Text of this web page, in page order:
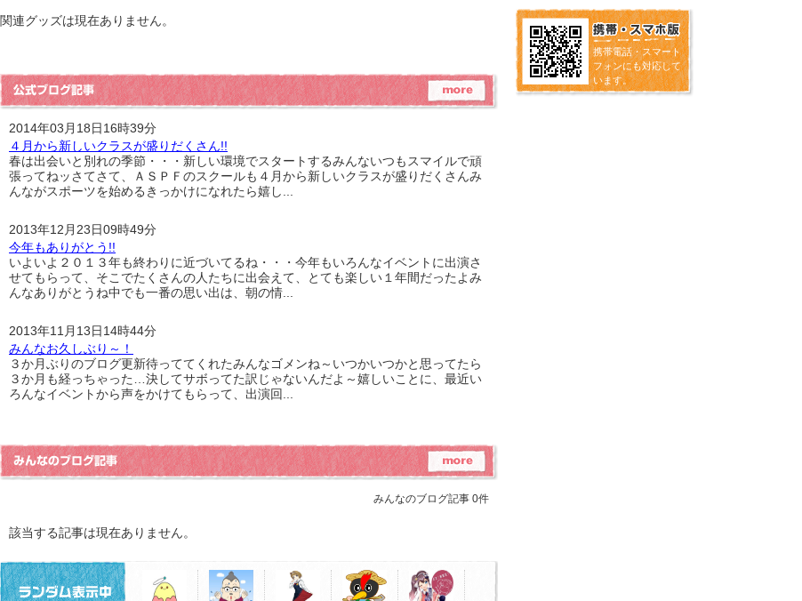
関連グッズは現在ありません。
2014年03月18日16時39分
４月から新しいクラスが盛りだくさん!!
春は出会いと別れの季節・・・新しい環境でスタートするみんないつもスマイルで頑
張ってねッさてさて、ＡＳＰＦのスクールも４月から新しいクラスが盛りだくさんみ
んながスポーツを始めるきっかけになれたら嬉し...
2013年12月23日09時49分
今年もありがとう!!
いよいよ２０１３年も終わりに近づいてるね・・・今年もいろんなイベントに出演さ
せてもらって、そこでたくさんの人たちに出会えて、とても楽しい１年間だったよみ
んなありがとうね中でも一番の思い出は、朝の情...
2013年11月13日14時44分
みんなお久しぶり～！
３か月ぶりのブログ更新待っててくれたみんなゴメンね～いつかいつかと思ってたら
３か月も経っちゃった…決してサボってた訳じゃないんだよ～嬉しいことに、最近い
ろんなイベントから声をかけてもらって、出演回...
みんなのブログ記事 0件
該当する記事は現在ありません。
携帯電話・スマート
フォンにも対応して
います。